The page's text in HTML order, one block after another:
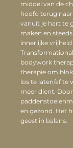
middel van de
hoofd terug
vanuit je hart te
maken en
innerlijke
bodywork
therapie om
los te laten/af te
meer dient.
en gezond. Het
geest in balans.